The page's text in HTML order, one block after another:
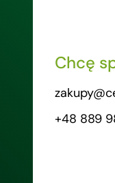
Chcę
+48 889